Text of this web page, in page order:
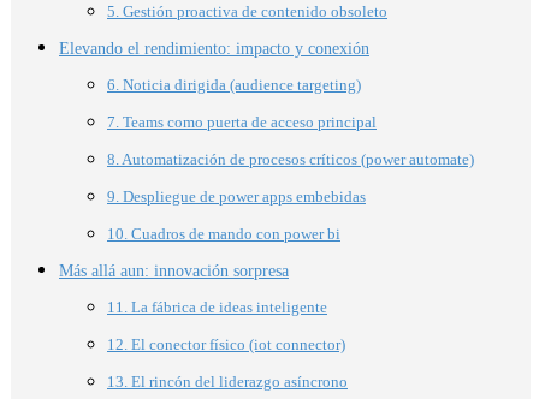
5. Gestión proactiva de contenido obsoleto
Elevando el rendimiento: impacto y conexión
6. Noticia dirigida (audience targeting)
7. Teams como puerta de acceso principal
8. Automatización de procesos críticos (power automate)
9. Despliegue de power apps embebidas
10. Cuadros de mando con power bi
Más allá aun: innovación sorpresa
11. La fábrica de ideas inteligente
12. El conector físico (iot connector)
13. El rincón del liderazgo asíncrono